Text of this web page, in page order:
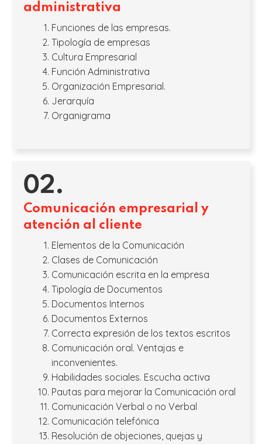
administrativa
Funciones de las empresas.
Tipología de empresas
Cultura Empresarial
Función Administrativa
Organización Empresarial.
Jerarquía
Organigrama
02.
Comunicación empresarial y
atención al cliente
Elementos de la Comunicación
Clases de Comunicación
Comunicación escrita en la empresa
Tipología de Documentos
Documentos Internos
Documentos Externos
Correcta expresión de los textos escritos
Comunicación oral. Ventajas e
inconvenientes.
Habilidades sociales. Escucha activa
Pautas para mejorar la Comunicación oral
Comunicación Verbal o no Verbal
Comunicación telefónica
Resolución de objeciones, quejas y